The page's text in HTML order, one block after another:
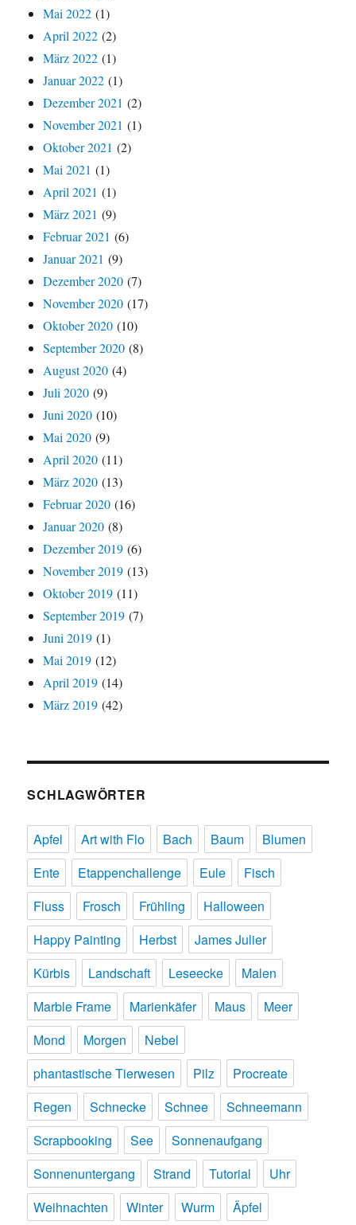
Mai 2022 (1)
April 2022 (2)
März 2022 (1)
Januar 2022 (1)
Dezember 2021 (2)
November 2021 (1)
Oktober 2021 (2)
Mai 2021 (1)
April 2021 (1)
März 2021 (9)
Februar 2021 (6)
Januar 2021 (9)
Dezember 2020 (7)
November 2020 (17)
Oktober 2020 (10)
September 2020 (8)
August 2020 (4)
Juli 2020 (9)
Juni 2020 (10)
Mai 2020 (9)
April 2020 (11)
März 2020 (13)
Februar 2020 (16)
Januar 2020 (8)
Dezember 2019 (6)
November 2019 (13)
Oktober 2019 (11)
September 2019 (7)
Juni 2019 (1)
Mai 2019 (12)
April 2019 (14)
März 2019 (42)
SCHLAGWÖRTER
Apfel Art with Flo Bach Baum
Blumen
Ente
Etappenchallenge Eule
Fisch
Fluss
Frosch Frühling
Halloween
Happy Painting
Herbst
James Julier
Kürbis
Landschaft Leseecke
Malen
Marble Frame
Marienkäfer Maus
Meer
Mond
Morgen
Nebel
phantastische Tierwesen
Pilz
Procreate
Regen
Schnecke Schnee
Schneemann
Scrapbooking
See
Sonnenaufgang
Sonnenuntergang
Strand Tutorial
Uhr
Weihnachten
Winter Wurm Äpfel